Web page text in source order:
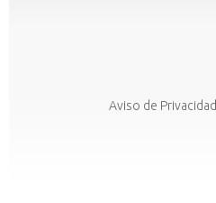
Aviso de Privacidad